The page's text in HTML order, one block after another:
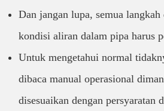
Dan jangan lupa, semua
kondisi aliran dalam pipa harus
Untuk mengetahui normal
dibaca manual operasional
disesuaikan dengan persyaratan